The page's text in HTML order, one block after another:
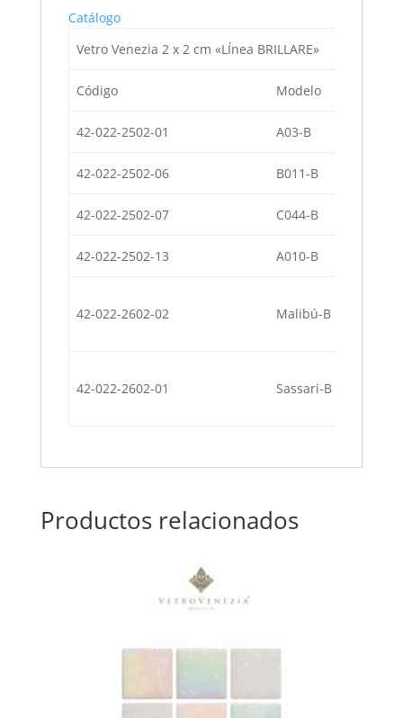
Catálogo
Vetro Venezia 2 x 2 cm «LÍnea BRILLARE»
Código Modelo
42-022-2502-01 A03-B
42-022-2502-06 B011-B
42-022-2502-07 C044-B
42-022-2502-13 A010-B
42-022-2602-02 Malibú-B
42-022-2602-01 Sassari-B
Productos relacionados